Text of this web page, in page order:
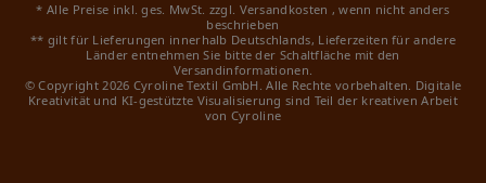
* Alle Preise inkl. ges. MwSt. zzgl. Versandkosten , wenn nicht anders
beschrieben
** gilt für Lieferungen innerhalb Deutschlands, Lieferzeiten für andere
Länder entnehmen Sie bitte der Schaltfläche mit den
Versandinformationen.
© Copyright 2026 Cyroline Textil GmbH. Alle Rechte vorbehalten. Digitale
Kreativität und KI-gestützte Visualisierung sind Teil der kreativen Arbeit
von Cyroline